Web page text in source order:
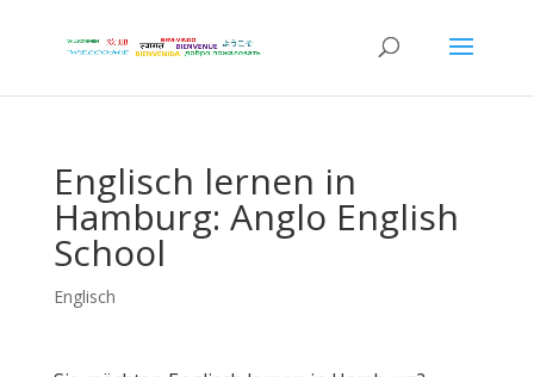
Englisch lernen in
Hamburg: Anglo English
School
Englisch